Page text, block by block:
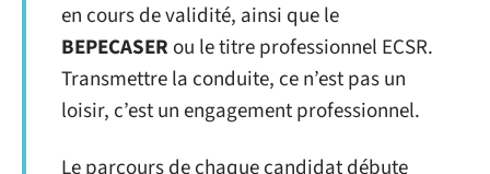
en cours de validité, ainsi que le
BEPECASER ou le titre professionnel ECSR.
Transmettre la conduite, ce n’est pas un
loisir, c’est un engagement professionnel.
Le parcours de chaque candidat débute